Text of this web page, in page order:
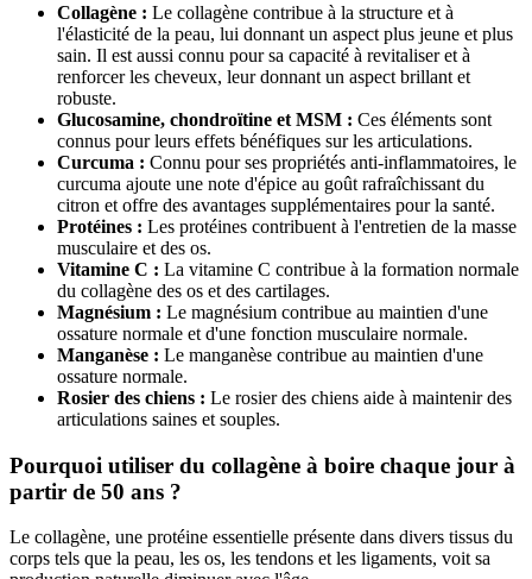
Collagène : Le collagène contribue à la structure et à
l'élasticité de la peau, lui donnant un aspect plus jeune et plus
sain. Il est aussi connu pour sa capacité à revitaliser et à
renforcer les cheveux, leur donnant un aspect brillant et
robuste.
Glucosamine, chondroïtine et MSM : Ces éléments sont
connus pour leurs effets bénéfiques sur les articulations.
Curcuma : Connu pour ses propriétés anti-inflammatoires, le
curcuma ajoute une note d'épice au goût rafraîchissant du
citron et offre des avantages supplémentaires pour la santé.
Protéines : Les protéines contribuent à l'entretien de la masse
musculaire et des os.
Vitamine C : La vitamine C contribue à la formation normale
du collagène des os et des cartilages.
Magnésium : Le magnésium contribue au maintien d'une
ossature normale et d'une fonction musculaire normale.
Manganèse : Le manganèse contribue au maintien d'une
ossature normale.
Rosier des chiens : Le rosier des chiens aide à maintenir des
articulations saines et souples.
Pourquoi utiliser du collagène à boire chaque jour à
partir de 50 ans ?
Le collagène, une protéine essentielle présente dans divers tissus du
corps tels que la peau, les os, les tendons et les ligaments, voit sa